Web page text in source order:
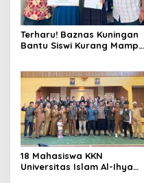
Terharu! Baznas Kuningan
Bantu Siswi Kurang Mampu
Pernah Padam
18 Mahasiswa KKN
Universitas Islam Al-Ihya